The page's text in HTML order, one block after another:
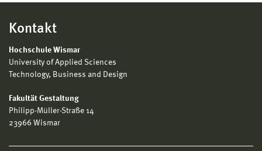
Kontakt
Hochschule Wismar
University of Applied Sciences
Technology, Business and Design
Fakultät Gestaltung
Philipp-Müller-Straße 14
23966 Wismar